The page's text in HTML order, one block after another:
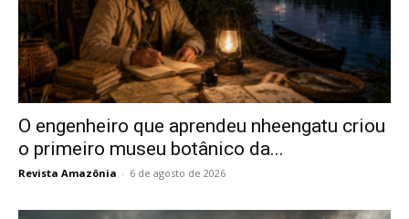
O engenheiro que aprendeu nheengatu criou
o primeiro museu botânico da...
Revista Amazônia - 6 de agosto de 2026